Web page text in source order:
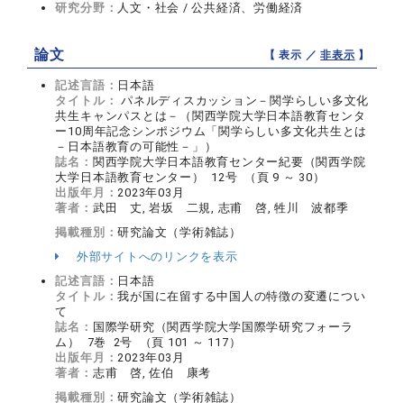
研究分野： 人文・社会 / 公共経済、労働経済
論文 【 表示 ／非表示 】
記述言語： 日本語
タイトル： パネルディスカッション－関学らしい多文化
共生キャンパスとは－（関西学院大学日本語教育センタ
ー10周年記念シンポジウム「関学らしい多文化共生とは
－日本語教育の可能性－」）
誌名： 関西学院大学日本語教育センター紀要（関西学院
大学日本語教育センター） 12号 （頁 9 ～ 30）
出版年月：2023年03月
著者： 武田 丈, 岩坂 二規, 志甫 啓, 牲川 波都季
掲載種別：研究論文（学術雑誌）
外部サイトへのリンクを表示
記述言語： 日本語
タイトル：我が国に在留する中国人の特徴の変遷につい
て
誌名： 国際学研究（関西学院大学国際学研究フォーラ
ム） 7巻 2号 （頁 101 ～ 117）
出版年月：2023年03月
著者： 志甫 啓, 佐伯 康考
掲載種別：研究論文（学術雑誌）